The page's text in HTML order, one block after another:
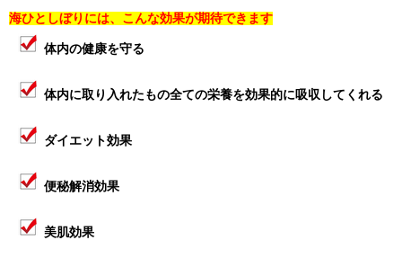
海ひとしぼりには、こんな効果が期待できます
体内の健康を守る
体内に取り入れたもの全ての栄養を効果的に吸収してくれる
ダイエット効果
便秘解消効果
美肌効果